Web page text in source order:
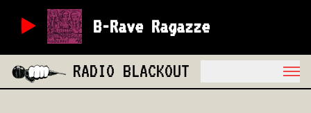
B-Rave Ragazze
RADIO BLACKOUT